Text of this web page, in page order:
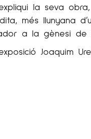
la seva
més llunyana
a la gènesi de
Joaquim